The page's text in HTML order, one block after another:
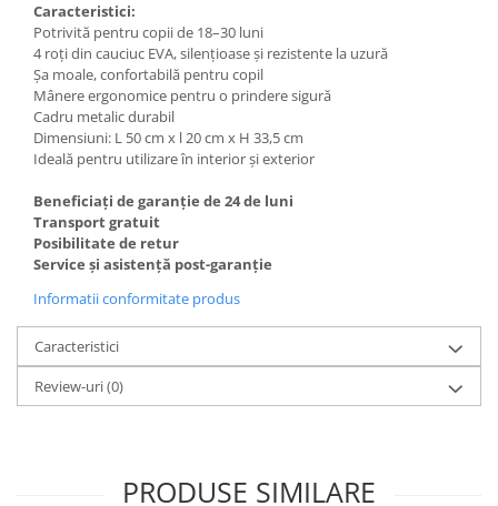
Caracteristici:
Potrivită pentru copii de 18–30 luni
4 roți din cauciuc EVA, silențioase și rezistente la uzură
Șa moale, confortabilă pentru copil
Mânere ergonomice pentru o prindere sigură
Cadru metalic durabil
Dimensiuni: L 50 cm x l 20 cm x H 33,5 cm
Ideală pentru utilizare în interior și exterior
Beneficiați de garanție de 24 de luni
Transport gratuit
Posibilitate de retur
Service și asistență post-garanție
Informatii conformitate produs
Caracteristici
Review-uri(0)
PRODUSE SIMILARE